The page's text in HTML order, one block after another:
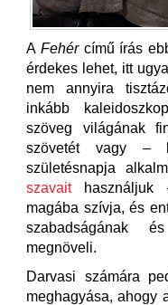
A Fehércímű írás
érdekes lehet, itt
nem annyira
inkább
szöveg világának
szövetét vagy –
születésnapja
szavaithasználjuk
magába szívja, és
szabadságának
megnöveli.
Darvasi számára
meghagyása, ahogy